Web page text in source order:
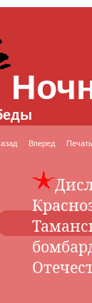
Вперед Печать